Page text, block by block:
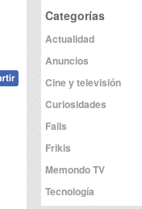
Categorías
Actualidad
Anuncios
Cine y televisión
Curiosidades
Fails
Frikis
Memondo TV
Tecnología